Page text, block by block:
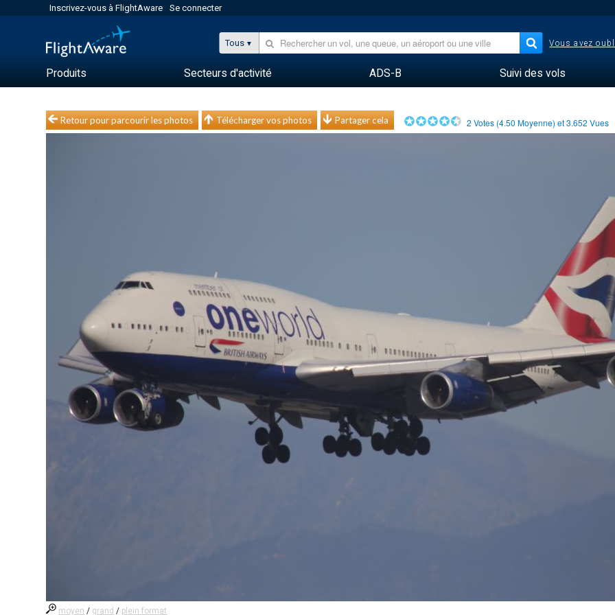
Inscrivez-vous à FlightAware Se connecter
Tous Vous avez
Produits Secteurs d'activité ADS-B Suivi des vols
Retour pour parcourir les photos Télécharger vos photos Partager cela 2 Votes (4.50 Moyenne) et3.652 Vues
moyen / grand / plein format